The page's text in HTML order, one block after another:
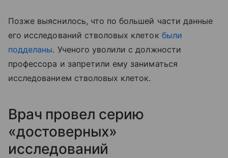
Позже выяснилось, что по большей части данные
его исследований стволовых клеток были
подделаны. Ученого уволили с должности
профессора и запретили ему заниматься
исследованием стволовых клеток.
Врач провел серию
«достоверных»
исследований